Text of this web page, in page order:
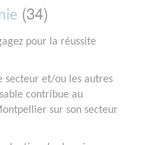
(34)
pour la réussite
secteur et/ou les autres
contribue au
sur son secteur